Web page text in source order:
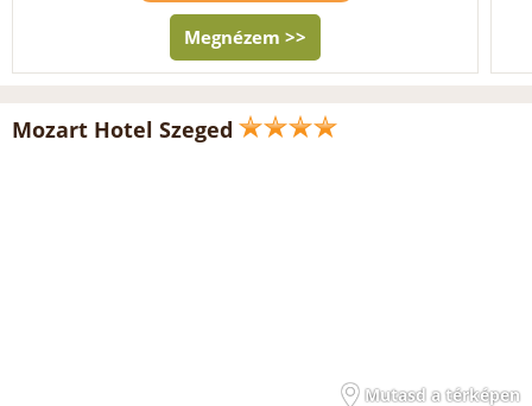
Megnézem >>
Mozart Hotel Szeged
Mutasd a térképen